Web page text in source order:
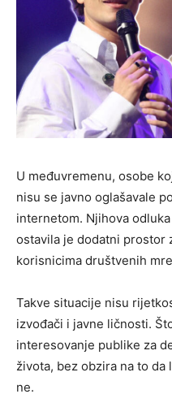
U međuvremenu, osobe
nisu se javno oglašavale
internetom. Njihova
ostavila je dodatni prostor
korisnicima društvenih
Takve situacije nisu
izvođači i javne ličnosti.
interesovanje publike za
života, bez obzira na to
ne.